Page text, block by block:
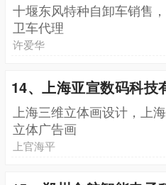
十堰东风特种自卸车销售
卫车代理
许爱华
14、上海亚宣数码科技
上海三维立体画设计，上
立体广告画
上官海平